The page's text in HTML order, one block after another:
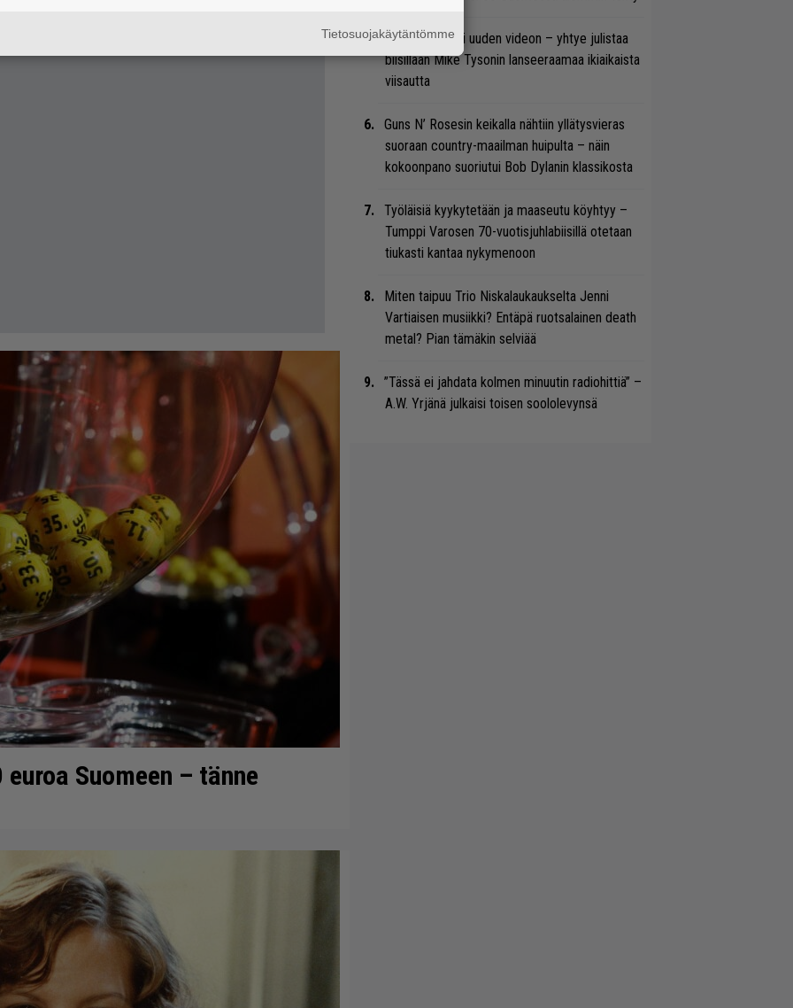
Suomeen – tänne
Anthrax julkaisi uuden videon – yhtye julistaa
biisillään Mike Tysonin lanseeraamaa ikiaikaista
viisautta
Guns N’ Rosesin keikalla nähtiin yllätysvieras
suoraan country-maailman huipulta – näin
kokoonpano suoriutui Bob Dylanin klassikosta
Työläisiä kyykytetään ja maaseutu köyhtyy –
Tumppi Varosen 70-vuotisjuhlabiisillä otetaan
tiukasti kantaa nykymenoon
Miten taipuu Trio Niskalaukaukselta Jenni
Vartiaisen musiikki? Entäpä ruotsalainen death
metal? Pian tämäkin selviää
”Tässä ei jahdata kolmen minuutin radiohittiä” –
A.W. Yrjänä julkaisi toisen soololevynsä
Tietosuojakäytäntömme